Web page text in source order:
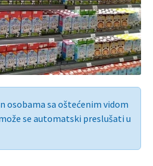
osobama sa oštećenim vidom
se automatski preslušati u